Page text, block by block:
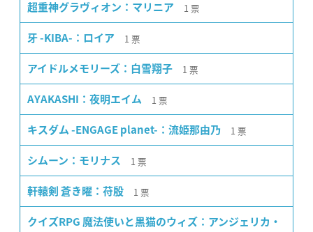
超重神グラヴィオン：マリニア 1 票
牙 -KIBA-：ロイア 1 票
アイドルメモリーズ：白雪翔子 1 票
AYAKASHI：夜明エイム 1 票
キスダム -ENGAGE planet-：流姫那由乃 1 票
シムーン：モリナス 1 票
軒轅剣 蒼き曜：苻殷 1 票
クイズRPG 魔法使いと黒猫のウィズ：アンジェリカ・